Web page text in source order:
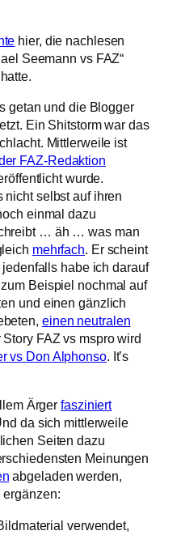
hier, die nachlesen
Seemann vs FAZ“
getan und die Blogger
Ein Shitstorm war das
Mittlerweile ist
FAZ-Redaktion
wurde.
nicht selbst auf ihren
einmal dazu
… äh … was man
mehrfach. Er scheint
habe ich darauf
Beispiel nochmal auf
und einen gänzlich
einen neutralen
Story FAZ vs mspro wird
vs Don Alphonso. It’s
Ärgerfasziniert
da sich mittlerweile
Seiten dazu
Meinungen
abgeladen werden,
verwendet,